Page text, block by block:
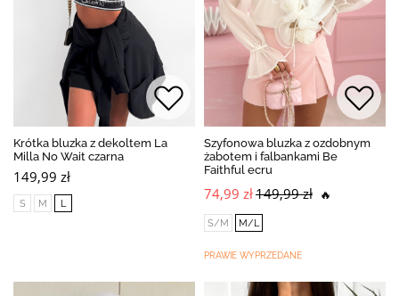
Krótka bluzka z dekoltem La
Milla No Wait czarna
149,99 zł
S M L
Szyfonowa bluzka z ozdobnym
żabotem i falbankami Be
Faithful ecru
74,99 zł149,99 zł 🔥
S/M M/L
PRAWIE WYPRZEDANE